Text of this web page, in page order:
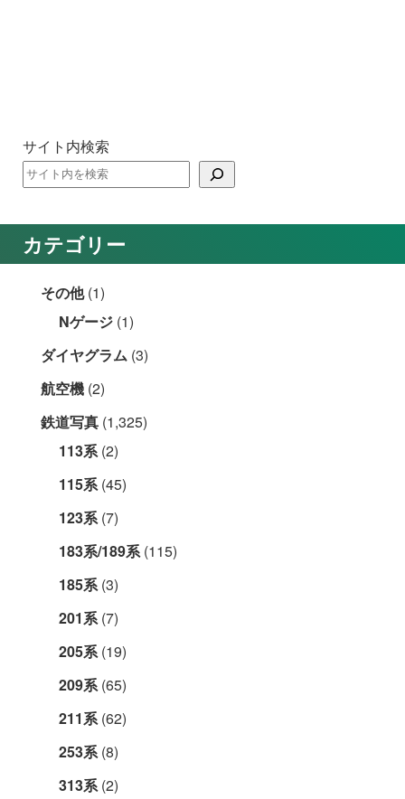
サイト内検索
カテゴリー
その他(1)
Nゲージ (1)
ダイヤグラム (3)
航空機 (2)
鉄道写真 (1,325)
113系 (2)
115系 (45)
123系 (7)
183系/189系 (115)
185系 (3)
201系 (7)
205系 (19)
209系 (65)
211系 (62)
253系 (8)
313系 (2)